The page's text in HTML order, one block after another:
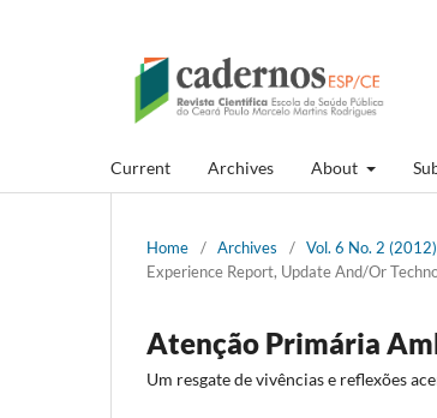
Current Archives About
Home / Archives / Vol. 6 No. 2
Experience Report, Update And/Or
Atenção Primária
Um resgate de vivências e reflexões